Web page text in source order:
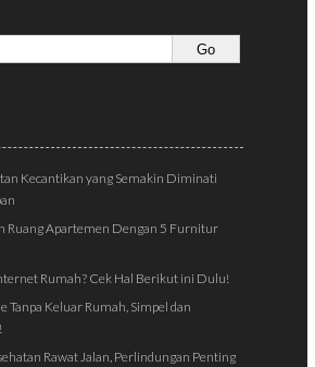
Kecantikan yang Semakin Diminati
Ruang Apartemen Dengan 5 Furnitur
Rumah? Cek Hal Berikut ini Dulu!
Tanpa Keluar Rumah, Simpel dan
Rawat Jalan, Perlindungan Penting